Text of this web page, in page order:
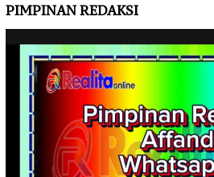
PIMPINAN REDAKSI